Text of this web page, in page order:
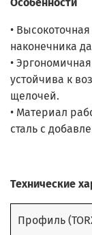
•
наконечника
•
устойчива к
щелочей.
• Материал
сталь с
Технические
Профиль